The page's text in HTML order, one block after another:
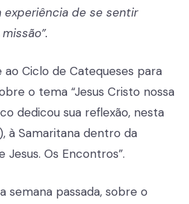
experiência de se sentir
ao Ciclo de Catequeses para
o tema “Jesus Cristo nossa
dedicou sua reflexão, nesta
à Samaritana dentro da
Jesus. Os Encontros”.
semana passada, sobre o